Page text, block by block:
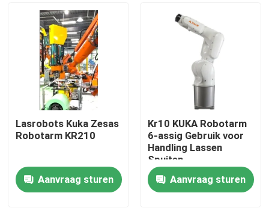
Thuis
Lasrobots Kuka Zesas
Robotarm KR210
Aanvraag sturen
Kr10 KUKA Robotarm
6-assig Gebruik voor
Handling Lassen
Spuiten
Aanvraag sturen